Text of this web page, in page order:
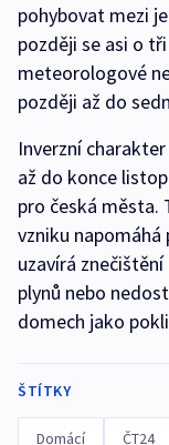
pohybovat mezi
později se asi o
meteorologové
později až do
Inverzní
až do konce
pro česká města.
vzniku
uzavírá
plynů nebo
domech jako
ŠTÍTKY
Domácí ČT24